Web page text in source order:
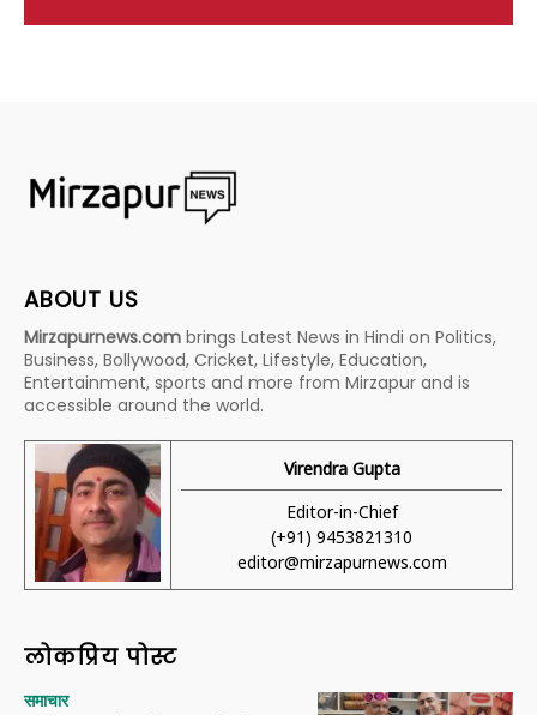
ABOUT US
Mirzapurnews.com brings Latest News in Hindi on Politics,
Business, Bollywood, Cricket, Lifestyle, Education,
Entertainment, sports and more from Mirzapur and is
accessible around the world.
Virendra Gupta
Editor-in-Chief
(+91) 9453821310
editor@mirzapurnews.com
लोकप्रिय पोस्ट
समाचार